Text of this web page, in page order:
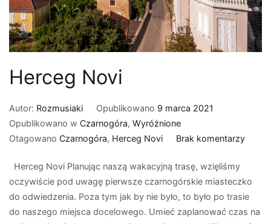
Herceg Novi
Autor: Rozmusiaki Opublikowano 9 marca 2021
Opublikowano w Czarnogóra, Wyróżnione
Otagowano Czarnogóra, Herceg Novi Brak komentarzydo
Herceg Novi Planując naszą wakacyjną trasę, wzięliśmy
oczywiście pod uwagę pierwsze czarnogórskie miasteczko
do odwiedzenia. Poza tym jak by nie było, to było po trasie
do naszego miejsca docelowego. Umieć zaplanować czas na